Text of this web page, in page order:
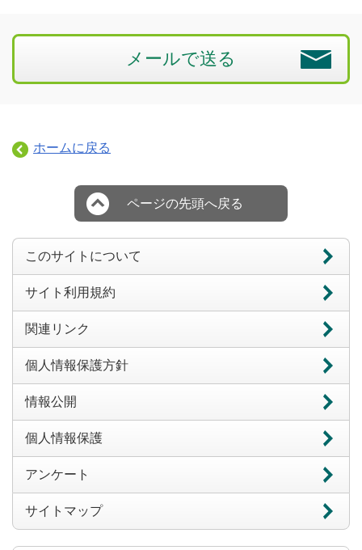
メールで送る
ホームに戻る
ページの先頭へ戻る
このサイトについて
サイト利用規約
関連リンク
個人情報保護方針
情報公開
個人情報保護
アンケート
サイトマップ